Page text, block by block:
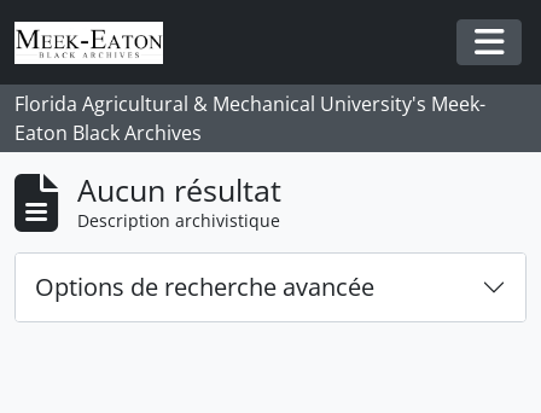
Skip to main content
Florida Agricultural & Mechanical University's Meek-
Eaton Black Archives
Aucun résultat
Description archivistique
Options de recherche avancée